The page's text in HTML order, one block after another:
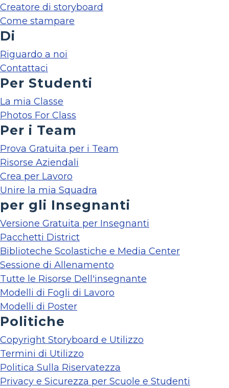
Creatore di storyboard
Come stampare
Di
Riguardo a noi
Contattaci
Per Studenti
La mia Classe
Photos For Class
Per i Team
Prova Gratuita per i Team
Risorse Aziendali
Crea per Lavoro
Unire la mia Squadra
per gli Insegnanti
Versione Gratuita per Insegnanti
Pacchetti District
Biblioteche Scolastiche e Media Center
Sessione di Allenamento
Tutte le Risorse Dell'insegnante
Modelli di Fogli di Lavoro
Modelli di Poster
Politiche
Copyright Storyboard e Utilizzo
Termini di Utilizzo
Politica Sulla Riservatezza
Privacy e Sicurezza per Scuole e Studenti